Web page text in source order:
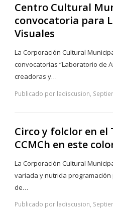
Centro Cultural
convocatoria para
Visuales
La Corporación Cultural
convocatorias “Laboratorio de
creadoras y…
Publicado por ladiscusion,
Circo y folclor en
CCMCh en este
La Corporación Cultural
variada y nutrida
de…
Publicado por ladiscusion,